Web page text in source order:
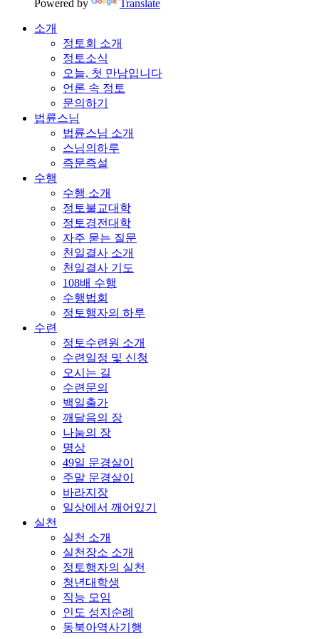
Powered by Translate
소개
정토회 소개
정토소식
오늘, 첫 만남입니다
언론 속 정토
문의하기
법륜스님
법륜스님 소개
스님의하루
즉문즉설
수행
수행 소개
정토불교대학
정토경전대학
자주 묻는 질문
천일결사 소개
천일결사 기도
108배 수행
수행법회
정토행자의 하루
수련
정토수련원 소개
수련일정 및 신청
오시는 길
수련문의
백일출가
깨달음의 장
나눔의 장
명상
49일 문경살이
주말 문경살이
바라지장
일상에서 깨어있기
실천
실천 소개
실천장소 소개
정토행자의 실천
청년대학생
직능 모임
인도 성지순례
동북아역사기행